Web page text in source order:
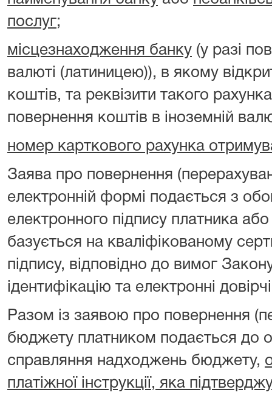
послуг;
місцезнаходження банку (у разі
валюті (латиницею)), в якому
коштів, та реквізити такого
повернення коштів в іноземній
номер карткового рахунка
Заява про повернення
електронній формі подається з
електронного підпису платника
базується на кваліфікованому
підпису, відповідно до вимог
ідентифікацію та електронні
Разом із заявою про повернення
бюджету платником подається до
справляння надходжень бюджету,
платіжної інструкції, яка